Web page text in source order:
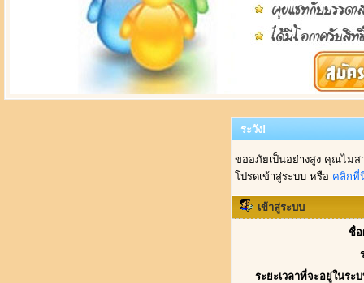
ระวัง!
ขออภัยเป็นอย่างสูง คุณไม่
โปรดเข้าสู่ระบบ หรือ คลิกที่
เข้าสู่ระบบ
ชื่อ
ระยะเวลาที่จะอยู่ในระ